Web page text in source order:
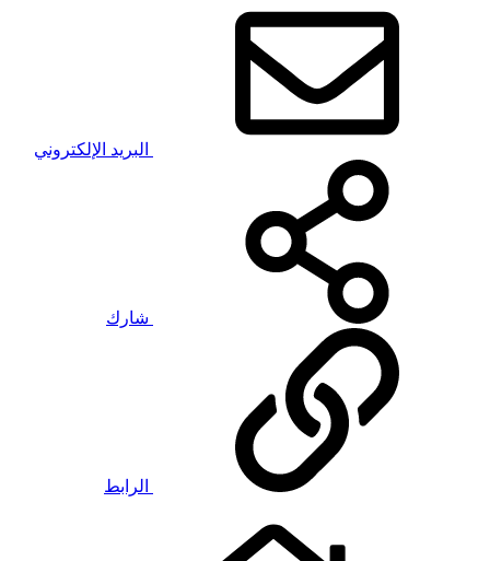
البريد الإلكتروني
شارك
الرابط